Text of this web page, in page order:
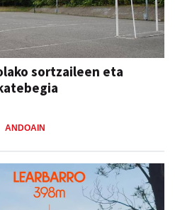
sortzaileen eta
ANDOAIN